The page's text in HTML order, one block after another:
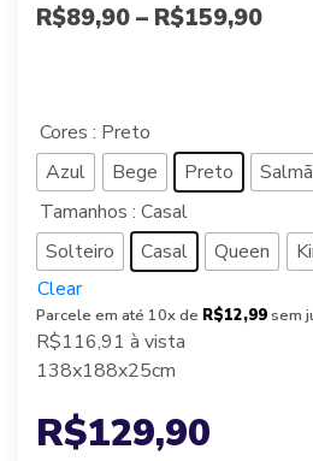
R$89,90– R$159,90
Cores : Preto
Azul
Bege Preto
Tamanhos : Casal
Solteiro
Casal Queen
Clear
Parcele em até 10x de R$12,99sem
R$116,91 à vista
138x188x25cm
R$129,90